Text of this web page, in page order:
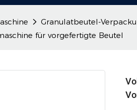
Granulatbeutel-
für vorgefertigte Beutel